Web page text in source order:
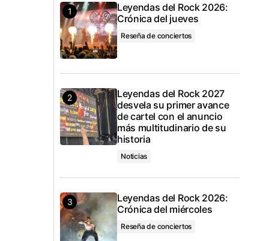
Leyendas del Rock 2026:
Crónica del jueves
Reseña de conciertos
Leyendas del Rock 2027
desvela su primer avance
de cartel con el anuncio
más multitudinario de su
historia
Noticias
Leyendas del Rock 2026:
Crónica del miércoles
Reseña de conciertos